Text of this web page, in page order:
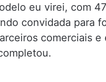
eu virei, com
convidada para
comerciais e